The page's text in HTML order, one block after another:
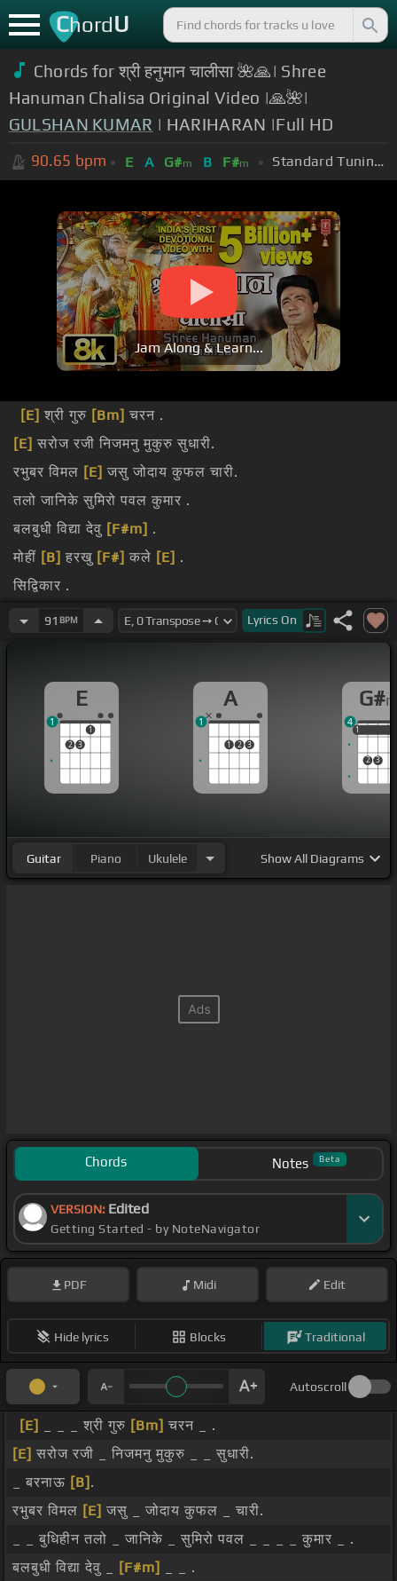
ChordU
Chords for श्री हनुमान चालीसा 🌺🙏| Shree
Hanuman Chalisa Original Video |🙏🌺|
GULSHAN KUMAR | HARIHARAN |Full HD
90.65 bpm E A G#m B F#m Standard Tuning (EADGBE)
Jam Along & Learn...
[E] श्री गुरु [Bm] चरन .
[E] सरोज रजी निजमनु मुकुरु सुधारी.
रभुबर विमल [E] जसु जोदाय कुफल चारी.
तलो जानिके सुमिरो पवल कुमार .
बलबुधी विद्या देवु [F#m] .
मोहीं [B] हरखु [F#] कले [E] .
सिद्विकार .
जैहनुमान[G#m] ग्यान गुन सागर जैकपीस[E]तिहु लोक उजागर.
91 BPM Lyrics On
E
2 3
1
1
A
1 2 3
1
G#
1
2 3
1
4
Guitar Piano Ukulele ShowAll Diagrams
Chords Notes Beta
VERSION: Edited
Getting Started - by NoteNavigator
PDF Midi Edit
Hide lyrics Blocks Traditional
Autoscroll
[E] _ _ _ श्री गुरु [Bm] चरन _ .
[E] सरोज रजी _ निजमनु मुकुरु _ _ सुधारी.
_ बरनाऊ [B] .
रभुबर विमल [E] जसु _ जोदाय कुफल _ चारी.
_ _ बुधिहीन तलो _ जानिके _ सुमिरो पवल _ _ _ _ कुमार _ .
बलबुधी विद्या देवु _
[F#m]
_ _ .